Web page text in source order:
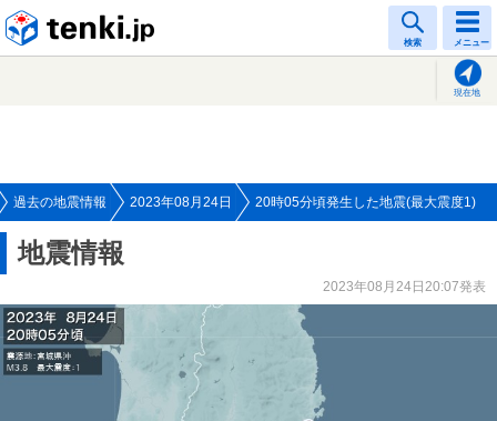
検索 メニュー
現在地
過去の地震情報 2023年08月24日 20時05分頃発生した地震(最大震度1)
地震情報
2023年08月24日20:07発表